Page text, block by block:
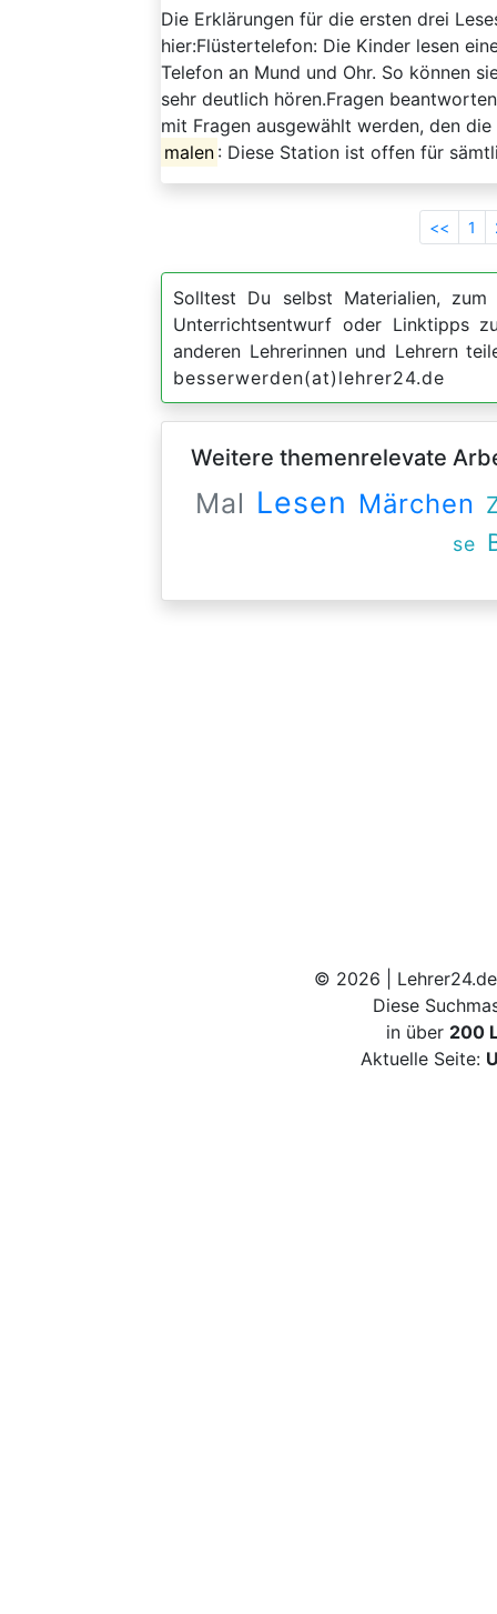
Die Erklärungen für die ersten drei
hier:Flüstertelefon: Die Kinder lesen
Telefon an Mund und Ohr. So können
sehr deutlich hören.Fragen
mit Fragen ausgewählt werden, den
malen : Diese Station ist offen für
<< 1
Solltest Du selbst Materialien,
Unterrichtsentwurf oder Linktipps
anderen Lehrerinnen und Lehrern
besserwerden(at)lehrer24.de
Weitere themenrelevate
Mal Lesen Märchen
se
© 2026 |
Diese
in über 200
Aktuelle Seite: